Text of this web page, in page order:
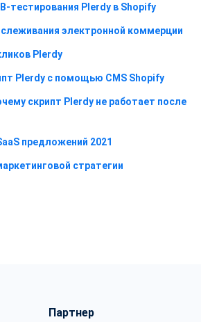
тестирования Plerdy в Shopify
электронной коммерции
Plerdy
Plerdy с помощью CMS Shopify
скрипт Plerdy не работает после
предложений 2021
стратегии
Партнер